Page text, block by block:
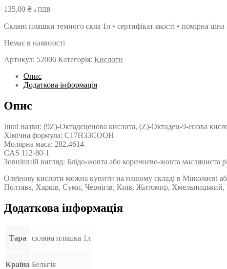
135,00 ₴ з ПДВ
Скляні пляшки темного скла 1л • сертифікат якості • помірна
Немає в наявності
Артикул: 52006 Категорія: Кислоти
Опис
Додаткова інформація
Опис
Інші назви: (9Z)-Октадеценова кислота, (Z)-Октадец-9-енова
Хімічна формула: C17H33COOH
Молярна маса: 282,4614
CAS 112-80-1
Зовнішній вигляд: Блідо-жовта або коричнево-жовта масляниста
Олеїнову кислоти можна купити на нашому складі в Миколаєві
Полтава, Харків, Суми, Чернігів, Київ, Житомир, Хмельницький,
Додаткова інформація
Тара скляна пляшка 1л
Країна Бельгія